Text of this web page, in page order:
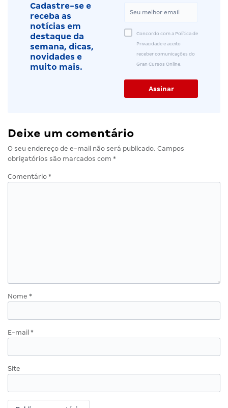
Cadastre-se e
receba as
notícias em
destaque da
semana, dicas,
novidades e
muito mais.
Concordo com a Política de
Privacidade e aceito
receber comunicações do
Gran Cursos Online.
Deixe um comentário
O seu endereço de e-mail não será publicado. Campos
obrigatórios são marcados com *
Comentário *
Nome *
E-mail *
Site